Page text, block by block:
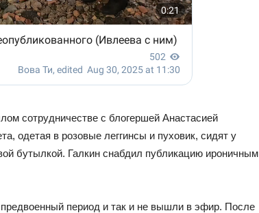
сотрудничестве с блогершей Анастасией
одетая в розовые леггинсы и пуховик, сидят у
бутылкой. Галкин снабдил публикацию ироничным
период и так и не вышли в эфир. После